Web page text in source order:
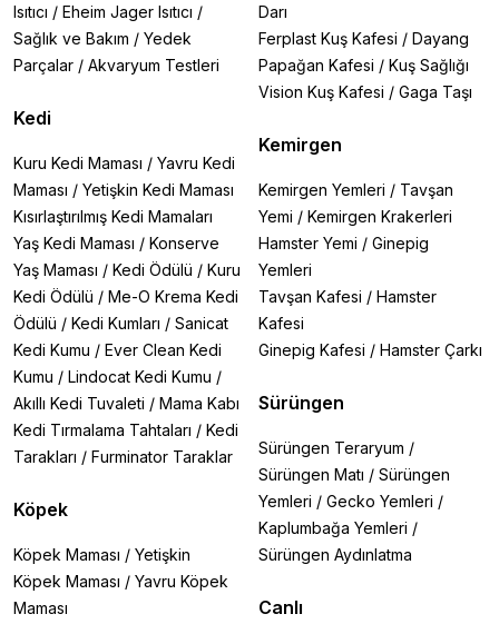
Isıtıcı / Eheim Jager Isıtıcı /
Sağlık ve Bakım / Yedek
Parçalar / Akvaryum Testleri
Kedi
Kuru Kedi Maması / Yavru Kedi
Maması / Yetişkin Kedi Maması
Kısırlaştırılmış Kedi Mamaları
Yaş Kedi Maması / Konserve
Yaş Maması / Kedi Ödülü / Kuru
Kedi Ödülü / Me-O Krema Kedi
Ödülü / Kedi Kumları / Sanicat
Kedi Kumu / Ever Clean Kedi
Kumu / Lindocat Kedi Kumu /
Akıllı Kedi Tuvaleti / Mama Kabı
Kedi Tırmalama Tahtaları / Kedi
Tarakları / Furminator Taraklar
Köpek
Köpek Maması / Yetişkin
Köpek Maması / Yavru Köpek
Maması
Darı
Ferplast Kuş Kafesi / Dayang
Papağan Kafesi / Kuş Sağlığı
Vision Kuş Kafesi / Gaga Taşı
Kemirgen
Kemirgen Yemleri / Tavşan
Yemi / Kemirgen Krakerleri
Hamster Yemi / Ginepig
Yemleri
Tavşan Kafesi / Hamster
Kafesi
Ginepig Kafesi / Hamster Çarkı
Sürüngen
Sürüngen Teraryum /
Sürüngen Matı / Sürüngen
Yemleri / Gecko Yemleri /
Kaplumbağa Yemleri /
Sürüngen Aydınlatma
Canlı